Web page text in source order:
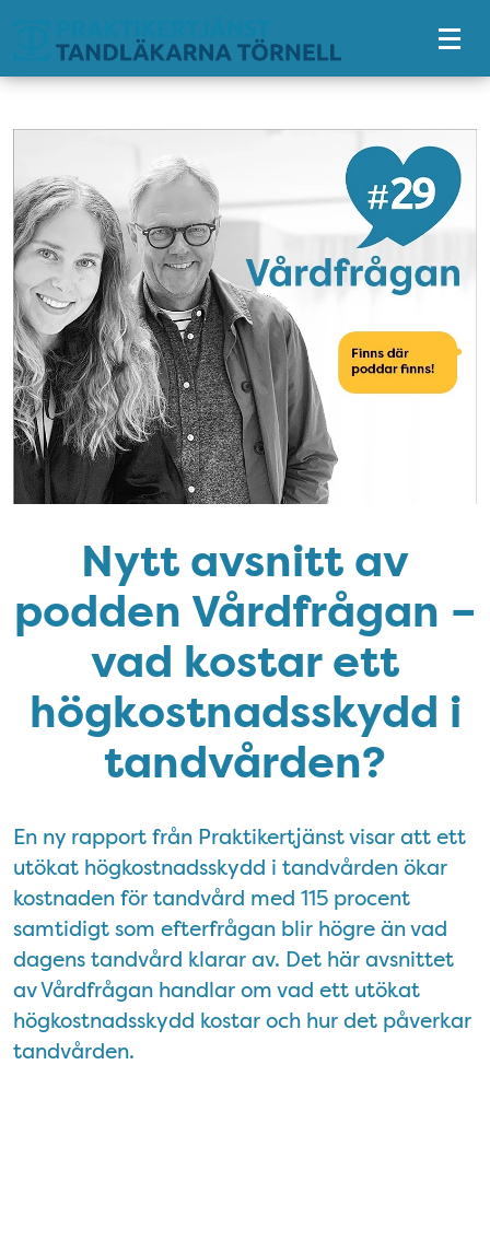
Nytt avsnitt av
podden Vårdfrågan –
vad kostar ett
högkostnadsskydd i
tandvården?
En ny rapport från Praktikertjänst visar att ett
utökat högkostnadsskydd i tandvården ökar
kostnaden för tandvård med 115 procent
samtidigt som efterfrågan blir högre än vad
dagens tandvård klarar av. Det här avsnittet
av Vårdfrågan handlar om vad ett utökat
högkostnadsskydd kostar och hur det påverkar
tandvården.